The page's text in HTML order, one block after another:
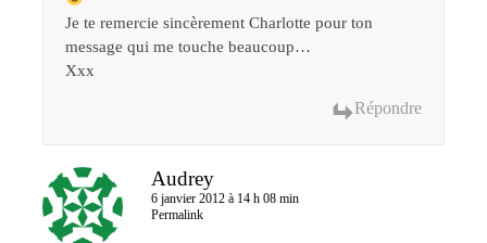
Je te remercie sincèrement Charlotte pour ton
message qui me touche beaucoup…
Xxx
Répondre
Audrey
6 janvier 2012 à 14 h 08 min
Permalink